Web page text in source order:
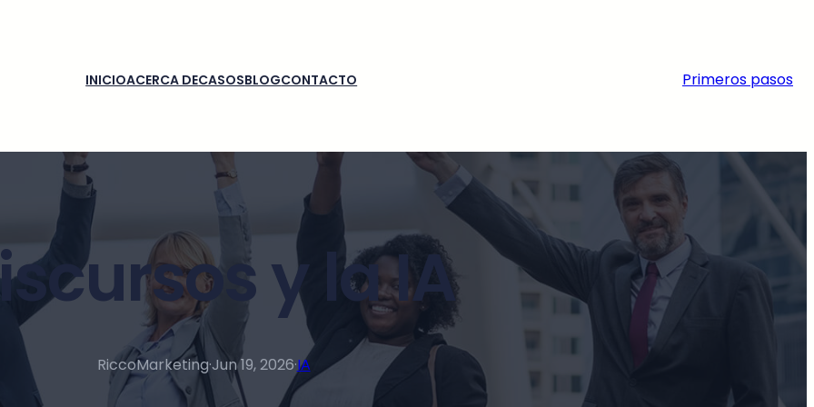
INICIOACERCA DECASOSBLOGCONTACTO Primeros pasos
y la IA
RiccoMarketing·Jun 19, 2026·IA